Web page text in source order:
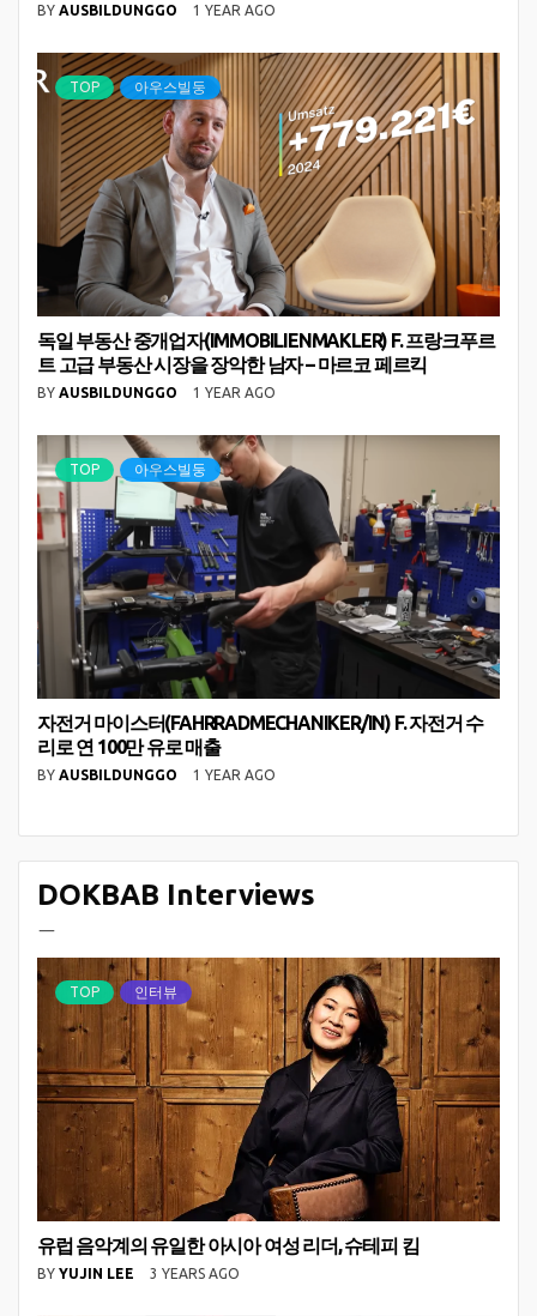
BY AUSBILDUNGGO 1 YEAR AGO
TOP 아우스빌둥
독일 부동산 중개업자(IMMOBILIENMAKLER) F. 프랑크푸르
트 고급 부동산 시장을 장악한 남자 – 마르코 페르킥
BY AUSBILDUNGGO 1 YEAR AGO
TOP 아우스빌둥
자전거 마이스터(FAHRRADMECHANIKER/IN) F. 자전거 수
리로 연 100만 유로 매출
BY AUSBILDUNGGO 1 YEAR AGO
DOKBAB Interviews
ㅡ
TOP 인터뷰
유럽 음악계의 유일한 아시아 여성 리더, 슈테피 킴
BY YUJIN LEE 3 YEARS AGO